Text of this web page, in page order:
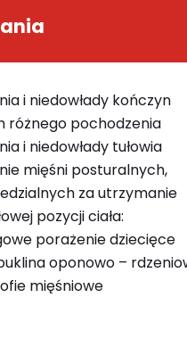
i niedowłady kończyn
różnego pochodzenia
i niedowłady tułowia
mięśni posturalnych,
za utrzymanie
pozycji ciała:
porażenie dziecięce
oponowo –
mięśniowe